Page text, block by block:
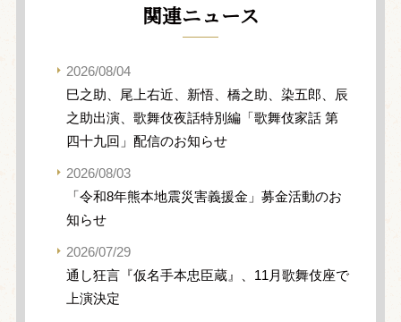
関連ニュース
2026/08/04
巳之助、尾上右近、新悟、橋之助、染五郎、辰
之助出演、歌舞伎夜話特別編「歌舞伎家話 第
四十九回」配信のお知らせ
2026/08/03
「令和8年熊本地震災害義援金」募金活動のお
知らせ
2026/07/29
通し狂言『仮名手本忠臣蔵』、11月歌舞伎座で
上演決定